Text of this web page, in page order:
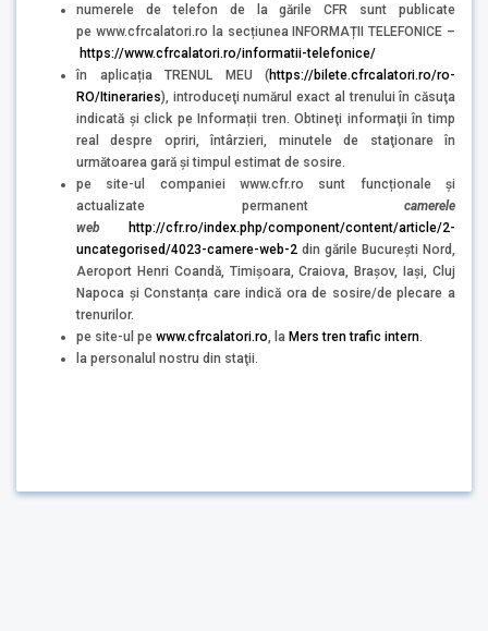
numerele de telefon de la gările CFR sunt publicate
pe www.cfrcalatori.ro la secțiunea INFORMAȚII TELEFONICE –
https://www.cfrcalatori.ro/informatii-telefonice/
în aplicația TRENUL MEU (https://bilete.cfrcalatori.ro/ro-
RO/Itineraries), introduceţi numărul exact al trenului în căsuţa
indicată şi click pe Informații tren. Obtineţi informaţii în timp
real despre opriri, întârzieri, minutele de staţionare în
următoarea gară şi timpul estimat de sosire.
pe site-ul companiei www.cfr.ro sunt funcționale și
actualizate permanent camerele
web
http://cfr.ro/index.php/component/content/article/2-
uncategorised/4023-camere-web-2 din gările București Nord,
Aeroport Henri Coandă, Timișoara, Craiova, Brașov, Iași, Cluj
Napoca și Constanța care indică ora de sosire/de plecare a
trenurilor.
pe site-ul pe www.cfrcalatori.ro, la Mers tren trafic intern.
la personalul nostru din staţii.